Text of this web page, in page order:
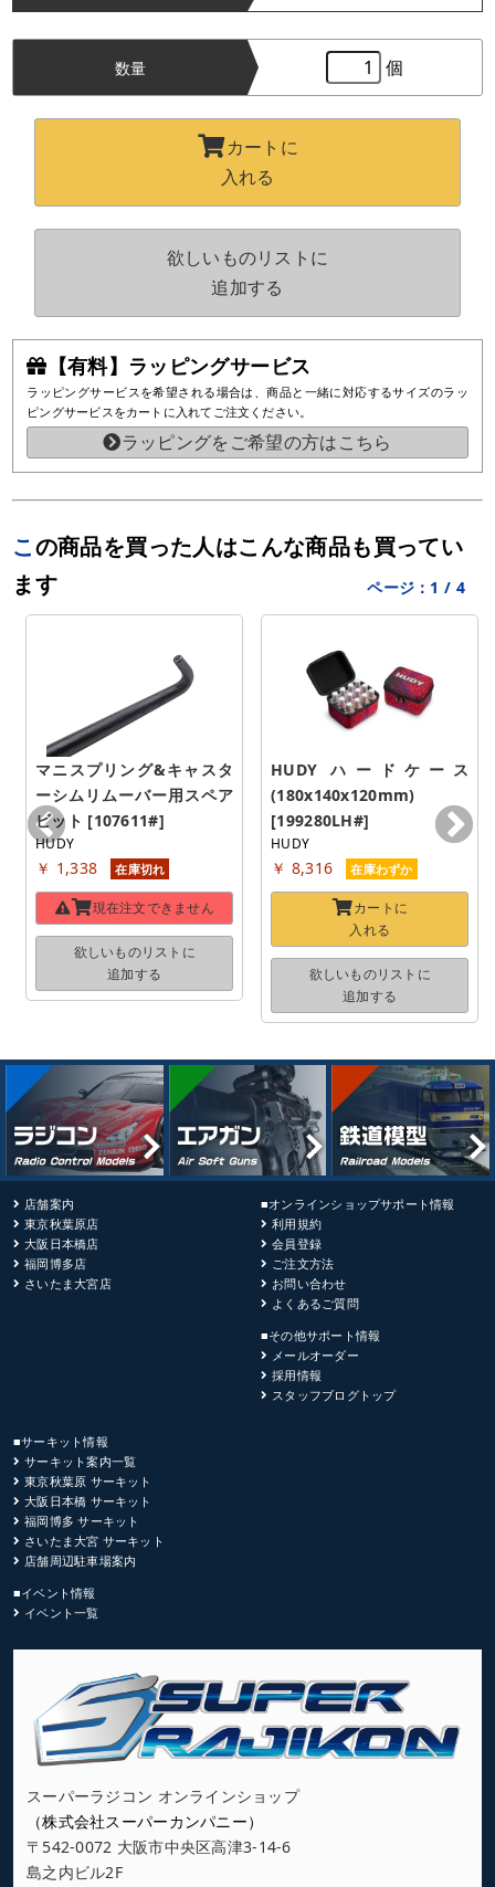
【有料】ラッピングサービス
ラッピングサービスを希望される場合は、商品と一緒に対応するサイズのラッ
ピングサービスをカートに入れてご注文ください。
ラッピングをご希望の方はこちら
数量 個
カートに
入れる
欲しいものリストに
追加する
この商品を買った人はこんな商品も買ってい
ます
ページ： 1 / 4
マニスプリング&キャスタ
ーシムリムーバー用スペア
ビット [107611#]
HUDY
￥ 1,338 在庫切れ
現在注文できません
欲しいものリストに
追加する
HUDY ハードケース
(180x140x120mm)
[199280LH#]
HUDY
￥ 8,316 在庫わずか
カートに
入れる
欲しいものリストに
追加する
店舗案内
東京秋葉原店
大阪日本橋店
福岡博多店
さいたま大宮店
■オンラインショップサポート情報
利用規約
会員登録
ご注文方法
お問い合わせ
よくあるご質問
■その他サポート情報
メールオーダー
採用情報
スタッフブログトップ
■サーキット情報
サーキット案内一覧
東京秋葉原 サーキット
大阪日本橋 サーキット
福岡博多 サーキット
さいたま大宮 サーキット
店舗周辺駐車場案内
■イベント情報
イベント一覧
スーパーラジコン オンラインショップ
（株式会社スーパーカンパニー）
〒542-0072 大阪市中央区高津3-14-6
島之内ビル2F